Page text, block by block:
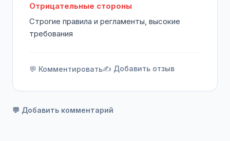
Отрицательные стороны
Строгие правила и регламенты, высокие
требования
💬 Комментировать✍️ Добавить отзыв
💬 Добавить комментарий